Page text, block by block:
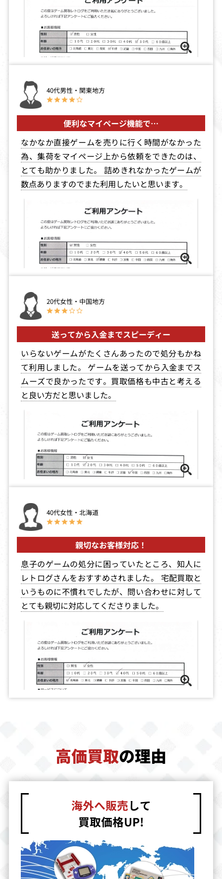
買取価格
1,800
SANKYO FEVER
実機シミュレー
ションS Vol.3
買取価格
1,800
ール
買取価格
1,800
王様ゲーム
買取価格
ロックマン8 メ
タルヒーローズ
買取価格
1,760
買取価格
アドヴァンスト
ヴァリアブル・
ジオ
アウトラン
1,687
美少女花札紀行
みちのく秘湯恋
物語SP
サンダーフォー
買取価格
スーパーリアル
麻雀P7
ドリームスクエ
ア 雛形あきこ
スポット・ゴー
ズトゥハリウッ
買取価格
1,640
上涼子～コンプ
リートBOX～
買取価格
1,638
ット 特別限定
版
買取価格
1,615
ユニバーサルナ
1,612
ゲーム天国 極楽
買取価格
1,515
忍ペンまん丸
買取価格
1,500
美少女戦士セー
rS
買取価格
もってけたま
ご with がん
ばれ！かものは
クーリエ・クラ
イシス
買取価格
1,500
続ぐっすんおよ
よ
買取価格
1,500
続 初恋物語～修
学旅行（初回限
定版）
買取価格
1,500
Jリーグ プロサ
つくろう！2
（サタコレ）
買取価格
レイマン
買取価格
バーチャコップ
ク THE HOUSE
OFTHE DEAD体
験版付き
買取価格
買取価格
ック
買取価格
ストリー ダイナ
マイト
買取価格
ォース2
買取価格
1,371
シルエットミラ
レ）
買取価格
1,371
ターコレクショ
買取価格
1,368
40代男性・関東地方
便利なマイページ機能で…
なかなか直接ゲームを売りに行く時間がなかった
為、集荷をマイページ上から依頼をできたのは、
とても助かりました。 詰めきれなかったゲームが
数点ありますのでまた利用したいと思います。
20代女性・中国地方
送ってから入金までスピーディー
いらないゲームがたくさんあったので処分もかね
て利用しました。 ゲームを送ってから入金までス
ムーズで良かったです。買取価格も中古と考える
と良い方だと思いました。
40代女性・北海道
親切なお客様対応！
息子のゲームの処分に困っていたところ、知人に
レトログさんをおすすめされました。 宅配買取と
いうものに不慣れでしたが、問い合わせに対して
とても親切に対応してくださりました。
高価買取の理由
海外へ販売して
買取価格UP!